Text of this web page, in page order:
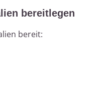
bereitlegen
bereit: